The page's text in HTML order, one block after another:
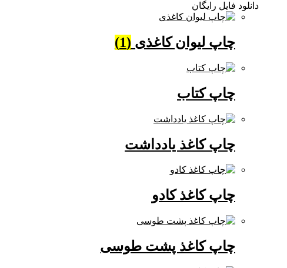
دانلود فایل رایگان
چاپ لیوان کاغذی (1)
چاپ کتاب
چاپ کاغذ یادداشت
چاپ کاغذ کادو
چاپ کاغذ پشت طوسی